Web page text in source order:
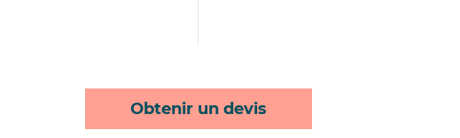
Obtenir un devis